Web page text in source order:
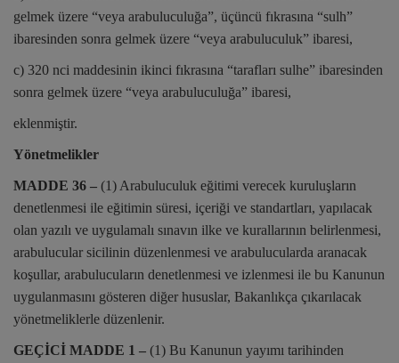
gelmek üzere “veya arabuluculuğa”, üçüncü fıkrasına “sulh”
ibaresinden sonra gelmek üzere “veya arabuluculuk” ibaresi,
c) 320 nci maddesinin ikinci fıkrasına “tarafları sulhe” ibaresinden
sonra gelmek üzere “veya arabuluculuğa” ibaresi,
eklenmiştir.
Yönetmelikler
MADDE 36 – (1) Arabuluculuk eğitimi verecek kuruluşların
denetlenmesi ile eğitimin süresi, içeriği ve standartları, yapılacak
olan yazılı ve uygulamalı sınavın ilke ve kurallarının belirlenmesi,
arabulucular sicilinin düzenlenmesi ve arabulucularda aranacak
koşullar, arabulucuların denetlenmesi ve izlenmesi ile bu Kanunun
uygulanmasını gösteren diğer hususlar, Bakanlıkça çıkarılacak
yönetmeliklerle düzenlenir.
GEÇİCİ MADDE 1 – (1) Bu Kanunun yayımı tarihinden